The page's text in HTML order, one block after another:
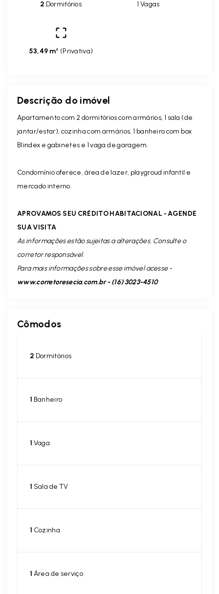
2 Dormitórios 1 Vagas
53,49 m² (Privativa)
Descrição do imóvel
Apartamento com 2 dormitórios com armários, 1 sala (de
jantar/estar), cozinha com armários, 1 banheiro com box
Blindex e gabinetes e 1 vaga de garagem.
Condomínio oferece, área de lazer, playgroud infantil e
mercado interno.
APROVAMOS SEU CRÉDITO HABITACIONAL - AGENDE
SUA VISITA
As informações estão sujeitas a alterações. Consulte o
corretor responsável.
Para mais informações sobre esse imóvel acesse -
www.corretoresecia.com.br - (16) 3023-4510
Cômodos
2 Dormitórios
1 Banheiro
1 Vaga
1 Sala de TV
1 Cozinha
1 Área de serviço